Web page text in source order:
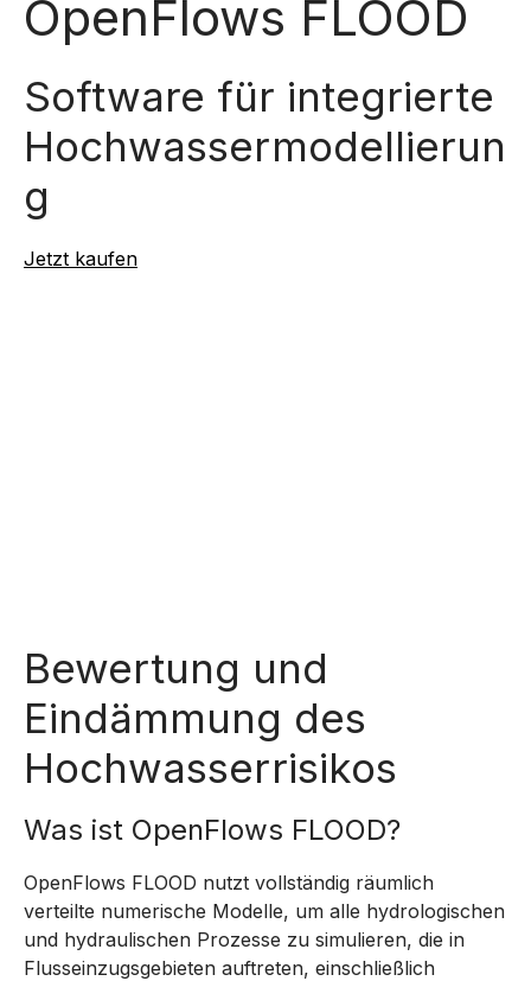
OpenFlows FLOOD
Software für integrierte
Hochwassermodellierun
g
Jetzt kaufen
Bewertung und
Eindämmung des
Hochwasserrisikos
Was ist OpenFlows FLOOD?
OpenFlows FLOOD nutzt vollständig räumlich
verteilte numerische Modelle, um alle hydrologischen
und hydraulischen Prozesse zu simulieren, die in
Flusseinzugsgebieten auftreten, einschließlich